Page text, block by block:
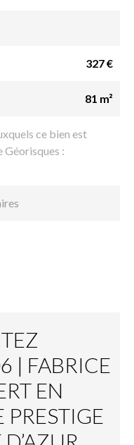
327 €
81 m²
ce bien est
Géorisques :
| FABRICE
EN